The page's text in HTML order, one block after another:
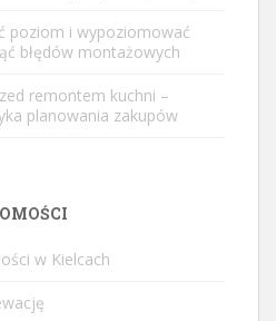
poziom i wypoziomować
błędów montażowych
remontem kuchni –
planowania zakupów
w Kielcach